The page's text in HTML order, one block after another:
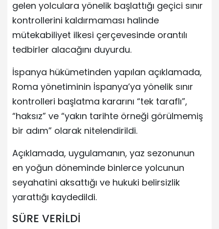
gelen yolculara yönelik başlattığı geçici sınır
kontrollerini kaldırmaması halinde
mütekabiliyet ilkesi çerçevesinde orantılı
tedbirler alacağını duyurdu.
İspanya hükümetinden yapılan açıklamada,
Roma yönetiminin İspanya’ya yönelik sınır
kontrolleri başlatma kararını “tek taraflı”,
“haksız” ve “yakın tarihte örneği görülmemiş
bir adım” olarak nitelendirildi.
Açıklamada, uygulamanın, yaz sezonunun
en yoğun döneminde binlerce yolcunun
seyahatini aksattığı ve hukuki belirsizlik
yarattığı kaydedildi.
SÜRE VERİLDİ